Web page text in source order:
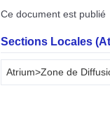
Ce document est publié
Sections Locales
Atrium>Zone de